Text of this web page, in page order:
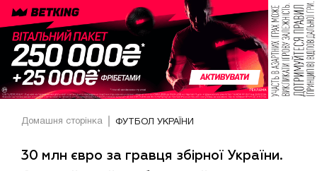
Домашня сторінка ФУТБОЛ УКРАЇНИ
30 млн євро за гравця збірної України.